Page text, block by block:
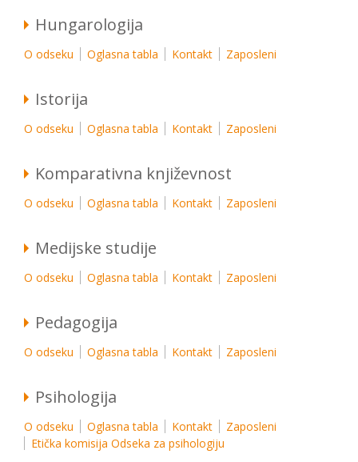
Hungarologija
O odseku Oglasna tabla Kontakt Zaposleni
Istorija
O odseku Oglasna tabla Kontakt Zaposleni
Komparativna književnost
O odseku Oglasna tabla Kontakt Zaposleni
Medijske studije
O odseku Oglasna tabla Kontakt Zaposleni
Pedagogija
O odseku Oglasna tabla Kontakt Zaposleni
Psihologija
O odseku Oglasna tabla Kontakt
Zaposleni
Etička komisija Odseka za psihologiju